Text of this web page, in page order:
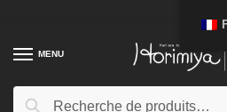
contenuMENU
Rechercher:
Recherche